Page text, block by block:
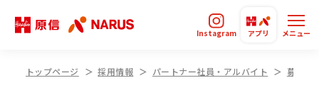
Instagram アプリ メニュー
トップページ 採用情報 パートナー社員・アルバイト 募集要